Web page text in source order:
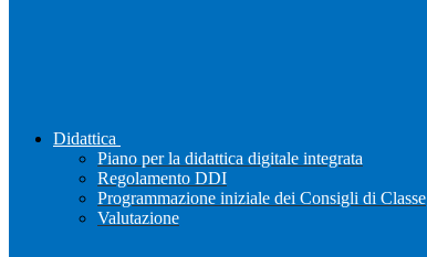
Didattica
Piano per la didattica digitale integrata
Regolamento DDI
Programmazione iniziale dei Consigli di Classe
Valutazione